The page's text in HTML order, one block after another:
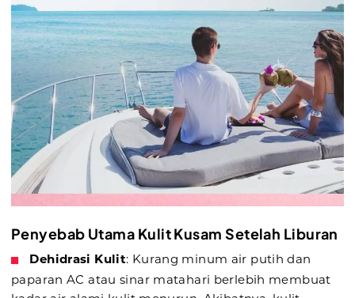
Penyebab Utama Kulit Kusam Setelah Liburan
Dehidrasi Kulit: Kurang minum air putih dan
paparan AC atau sinar matahari berlebih membuat